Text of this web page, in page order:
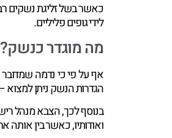
כאשר בשל זליגת נשקים
לידי גופים פליליים.
מה מוגדר כנשק?
אף על פי כי נדמה
הגדרות הנשק ניתן למצוא –
בנוסף לכך, הצבא מנהל
ואודותיו, כאשר בין אותה